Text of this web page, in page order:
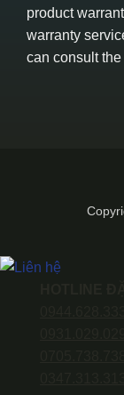
product
warranty
can consult